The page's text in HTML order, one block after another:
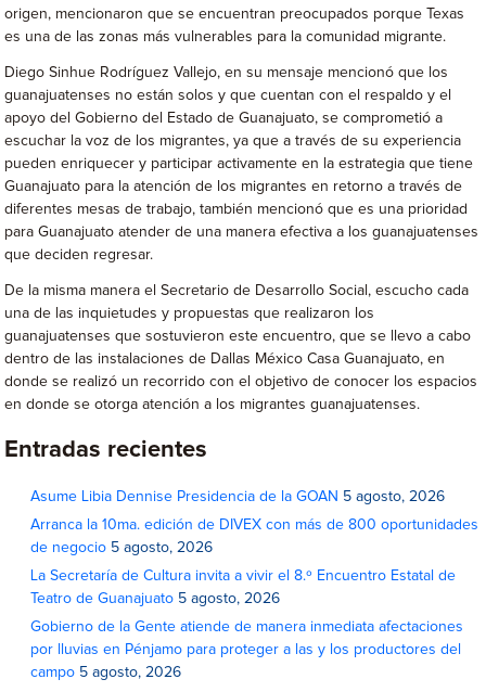
origen, mencionaron que se encuentran preocupados porque Texas
es una de las zonas más vulnerables para la comunidad migrante.
Diego Sinhue Rodríguez Vallejo, en su mensaje mencionó que los
guanajuatenses no están solos y que cuentan con el respaldo y el
apoyo del Gobierno del Estado de Guanajuato, se comprometió a
escuchar la voz de los migrantes, ya que a través de su experiencia
pueden enriquecer y participar activamente en la estrategia que tiene
Guanajuato para la atención de los migrantes en retorno a través de
diferentes mesas de trabajo, también mencionó que es una prioridad
para Guanajuato atender de una manera efectiva a los guanajuatenses
que deciden regresar.
De la misma manera el Secretario de Desarrollo Social, escucho cada
una de las inquietudes y propuestas que realizaron los
guanajuatenses que sostuvieron este encuentro, que se llevo a cabo
dentro de las instalaciones de Dallas México Casa Guanajuato, en
donde se realizó un recorrido con el objetivo de conocer los espacios
en donde se otorga atención a los migrantes guanajuatenses.
Entradas recientes
Asume Libia Dennise Presidencia de la GOAN 5 agosto, 2026
Arranca la 10ma. edición de DIVEX con más de 800 oportunidades
de negocio 5 agosto, 2026
La Secretaría de Cultura invita a vivir el 8.º Encuentro Estatal de
Teatro de Guanajuato 5 agosto, 2026
Gobierno de la Gente atiende de manera inmediata afectaciones
por lluvias en Pénjamo para proteger a las y los productores del
campo 5 agosto, 2026